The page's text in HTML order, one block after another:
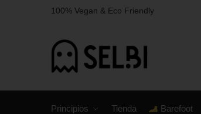
100% Vegan & Eco Friendly
Principios Tienda Barefoot